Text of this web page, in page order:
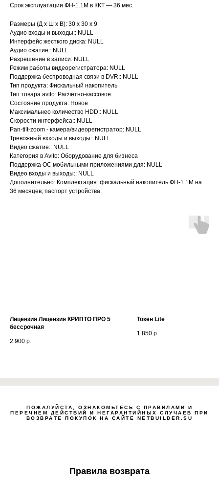
Срок эксплуатации ФН-1.1М в ККТ — 36 мес.
Размеры (Д х Ш х В): 30 x 30 x 9
Аудио входы и выходы:: NULL
Интерфейс жесткого диска: NULL
Аудио сжатие:: NULL
Разрешение в записи: NULL
Режим работы видеорегистратора: NULL
Поддержка беспроводная связи в DVR:: NULL
Тип продукта: Фискальный накопитель
Тип товара avito: Расчётно-кассовое
Состояние продукта: Новое
Максимальнео количество HDD:: NULL
Скорости интерфейса:: NULL
Pan-tilt-zoom - камера/видеорегистратор: NULL
Тревожный вхходы и выходы:: NULL
Видео сжатие:: NULL
Категория в Avito: Оборудование для бизнеса
Поддержка ОС мобильными приложениями для: NULL
Видео входы и выходы:: NULL
Дополнительно: Комплектация: фискальный накопитель ФН-1.1М на
36 месяцев, паспорт устройства.
Лицензия Лицензия КРИПТО ПРО 5
бессрочная
2 900 р.
Токен Lite
1 850 р.
Zero
ПОЖАЛУЙСТА, ОЗНАКОМЬТЕСЬ С ПРАВИЛАМИ И
ПЕРЕЧНЕМ ДЕЙСТВИЙ И НЕГАРАНТИЙНЫХ СЛУЧАЕВ ПРИ
ВОЗВРАТЕ ПОКУПОК НА САЙТЕ NETBUILDER.SU
Правила возврата